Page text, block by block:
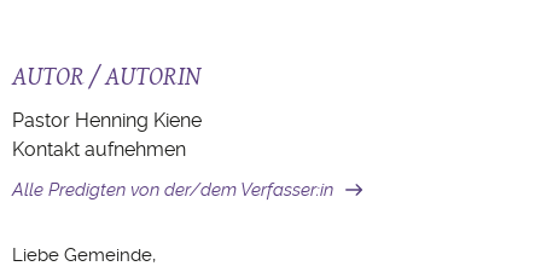
AUTOR / AUTORIN
Pastor Henning Kiene
Kontakt aufnehmen
Alle Predigten von der/dem Verfasser:in
Liebe Gemeinde,